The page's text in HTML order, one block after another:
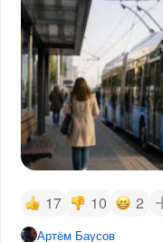
17 10 2
Артём Баусов